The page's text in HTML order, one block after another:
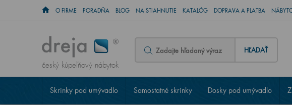
O FIRME PORADŇA BLOG NA STIAHNUTIE KATALÓG DOPRAVA A PLATBA
český kúpeľňový nábytok
HĽADAŤ
Skrinky pod umývadlo Samostatné skrinky Dosky pod umývadlo